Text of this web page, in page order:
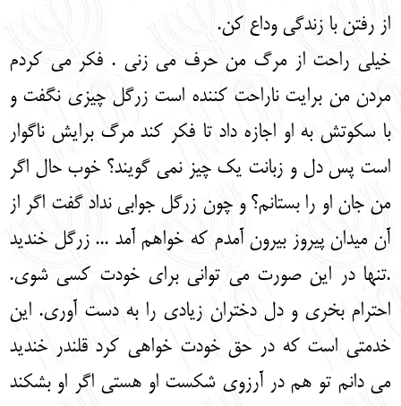
از رفتن با زندگی وداع کن.
خیلی راحت از مرگ من حرف می زنی . فکر می کردم
مردن من برایت ناراحت کننده است زرگل چیزی نگفت و
با سکوتش به او اجازه داد تا فکر کند مرگ برایش ناگوار
است پس دل و زبانت یک چیز نمی گویند؟ خوب حال اگر
من جان او را بستانم؟ و چون زرگل جوابی نداد گفت اگر از
آن میدان پیروز بیرون آمدم که خواهم آمد ... زرگل خندید
.تنها در این صورت می توانی برای خودت کسی شوی.
احترام بخری و دل دختران زیادی را به دست آوری. این
خدمتی است که در حق خودت خواهی کرد قلندر خندید
می دانم تو هم در آرزوی شکست او هستی اگر او بشکند